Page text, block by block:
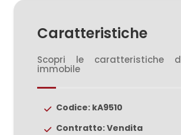
Caratteristiche
Scopri le caratteristiche
immobile
Codice: kA9510
Contratto: Vendita
Bagni
minimi
Qualsiasi